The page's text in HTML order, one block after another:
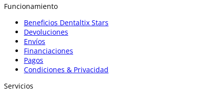
Funcionamiento
Beneficios Dentaltix Stars
Devoluciones
Envíos
Financiaciones
Pagos
Condiciones & Privacidad
Servicios